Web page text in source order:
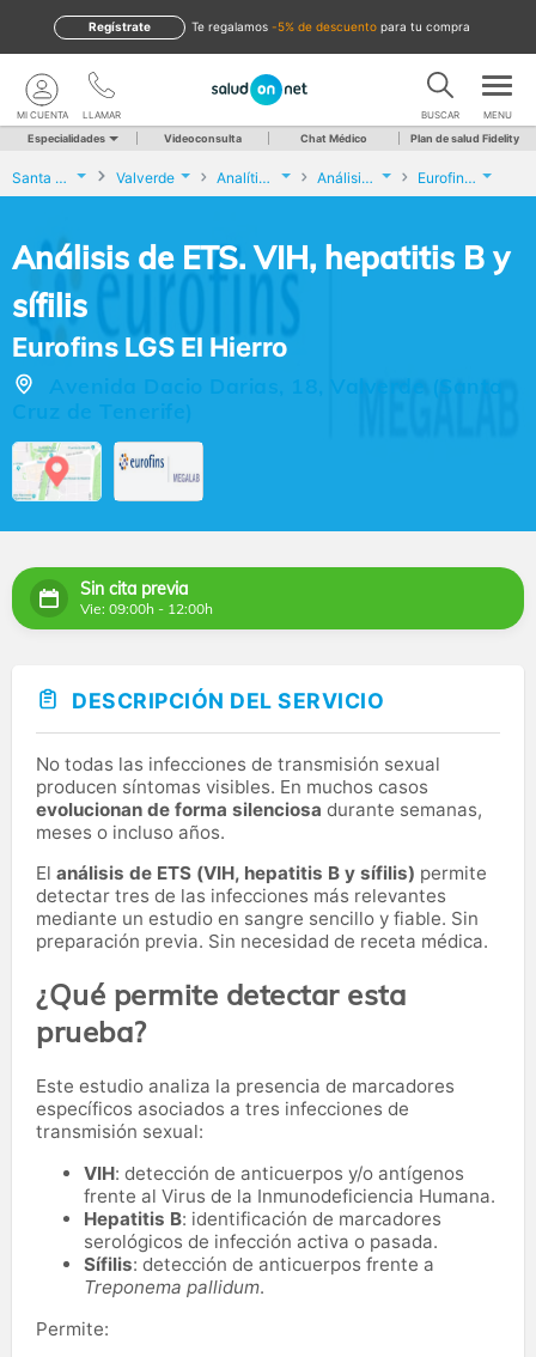
te regalamos -5% de descuento para tu compra
Regístrate
LLAMAR
MI CUENTA BUSCAR MENU
Especialidades Videoconsulta Chat Médico Plan de salud Fidelity
Santa Cruz de Tenerife Valverde Analíticas y Genética Análisis de ETS. VIH, hepatitis B y sífilis Eurofins LGS El Hierro
Análisis de ETS. VIH, hepatitis B y
sífilis
Eurofins LGS El Hierro
Avenida Dacio Darias, 18, Valverde (Santa
Cruz de Tenerife)
Sin cita previa
Vie: 09:00h - 12:00h
DESCRIPCIÓN DEL SERVICIO
No todas las infecciones de transmisión sexual
producen síntomas visibles. En muchos casos
evolucionan de forma silenciosa durante semanas,
meses o incluso años.
El análisis de ETS (VIH, hepatitis B y sífilis) permite
detectar tres de las infecciones más relevantes
mediante un estudio en sangre sencillo y fiable. Sin
preparación previa. Sin necesidad de receta médica.
¿Qué permite detectar esta
prueba?
Este estudio analiza la presencia de marcadores
específicos asociados a tres infecciones de
transmisión sexual:
VIH: detección de anticuerpos y/o antígenos
frente al Virus de la Inmunodeficiencia Humana.
Hepatitis B: identificación de marcadores
serológicos de infección activa o pasada.
Sífilis: detección de anticuerpos frente a
Treponema pallidum.
Permite: